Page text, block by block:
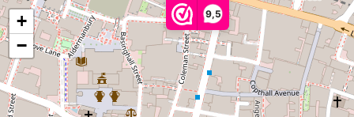
9,5 0
€0,00
+
−